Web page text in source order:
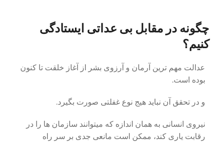
چگونه در مقابل بی عداتی ایستادگی
کنیم؟
عدالت مهم ترین آرمان و آرزوی بشر از آغاز خلقت تا کنون
بوده است.
و در تحقق آن نباید هیج نوع غفلتی صورت بگیرد.
نیروی انسانی به همان اندازه که میتوانند سازمان ها را در
رقابت یاری کند، ممکن است مانعی جدی بر سر راه